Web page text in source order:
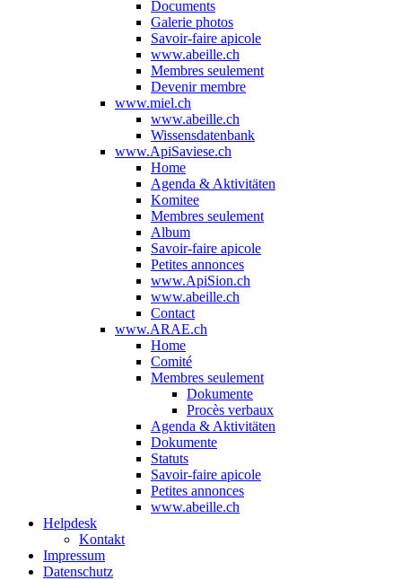
Documents
Galerie photos
Savoir-faire apicole
www.abeille.ch
Membres seulement
Devenir membre
www.miel.ch
www.abeille.ch
Wissensdatenbank
www.ApiSaviese.ch
Home
Agenda & Aktivitäten
Komitee
Membres seulement
Album
Savoir-faire apicole
Petites annonces
www.ApiSion.ch
www.abeille.ch
Contact
www.ARAE.ch
Home
Comité
Membres seulement
Dokumente
Procès verbaux
Agenda & Aktivitäten
Dokumente
Statuts
Savoir-faire apicole
Petites annonces
www.abeille.ch
Helpdesk
Kontakt
Impressum
Datenschutz